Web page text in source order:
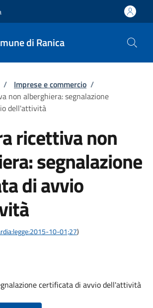
di Ranica
pane
/ Imprese e commercio /
non alberghiera: segnalazione
dell'attività
ricettiva non
segnalazione
di avvio
10-01;27)
certificata di avvio dell'attività